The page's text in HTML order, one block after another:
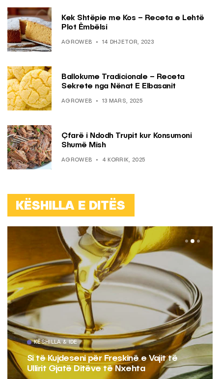
Kek Shtëpie me Kos – Receta e Lehtë
Plot Ëmbëlsi
AGROWEB 14 DHJETOR, 2023
Ballokume Tradicionale – Receta
Sekrete nga Nënat E Elbasanit
AGROWEB 13 MARS, 2025
Çfarë i Ndodh Trupit kur Konsumoni
Shumë Mish
AGROWEB 4 KORRIK, 2025
KËSHILLA E DITËS
KËSHILLA & IDE
Si të Kujdeseni për Freskinë e Vajit të
Ullirit Gjatë Ditëve të Nxehta